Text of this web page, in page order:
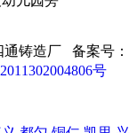
通铸造厂 备案号：
号